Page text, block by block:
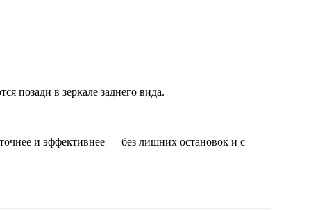
позади в зеркале заднего вида.
и эффективнее — без лишних остановок и с